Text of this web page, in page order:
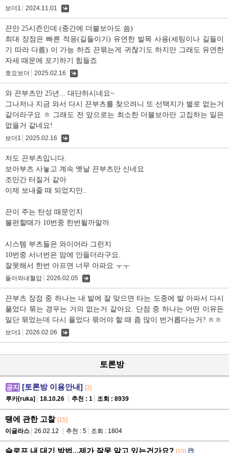
보더1 2024.11.01
끈만 25시즌인데 (중간에 더블보아도 씀)
최대 장점은 빠른 적응(길들이기) 유연한 발목 사용(세팅이나 길들이
기 따라 다름) 이 가능 하죠 끈묶는게 귀찮기도 하지만 그래도 유연한
자세 때문에 포기하기 힘들죠
호요보더 2025.02.16
와 끈부츠만 25년... 대단하시네요~
그나저나 지금 와서 다시 끈부츠를 찾으려니 또 선택지가 별로 없는거
같더라구요 ㅎ 그래도 전 앞으로는 최소한 더블보아만 고집하는 일은
없을거 같네요!
보더1 2025.02.16
저도 끈부츠입니다.
보아부츠 사놓고 계속 옛날 끈부츠만 신네요
조만간 터질거 같아
이제 보내줄 때 되었지만..
끈이 주는 탄성 때문인지
불편할때가 10번중 한번될까말까
시스템 부츠들은 와이어라 그런지
10번중 서너번은 맘에 안들더라구요.
잘못해서 한번 아프면 너무 아파요 ㅜㅜ
돌아와내혈압 2026.02.05
끈부츠 장점 중 하나는 내 발에 잘 맞으면 타는 도중에 발 아파서 다시
풀었다 묶는 경우는 거의 없는거 같아요. 단점 중 하나는 어떤 이유든
일단 묶었는데 다시 풀었다 묶어야 할 때 좀 많이 번거롭다는거? ㅎㅎ
보더1 2026.02.06
토론방
공지 [토론방 이용안내] [3]
루카[ruka]
18.10.26 추천 : 1 조회 : 8939
땡에 관한 고찰 [15]
이글라스
26.02.12 추천 : 5 조회 : 1804
슬로프 내 대기 방법...제가 잘못 알고 있는건가요? [15]